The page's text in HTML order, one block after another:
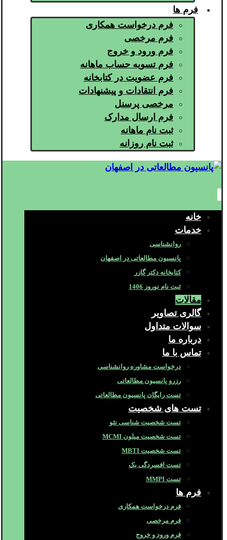
فرم ها
فرم درخواست همکاری
فرم مرخصی
فرم ورود و خروج
فرم تسویه حساب ماهانه
فرم عضویت در کتابخانه
فرم انتقادات و پیشنهادات
مرخصی پرسنل
فرم ارسال مدارک
ثبت نام ماهانه
ثبت نام روزانه
خانه
خدمات
روانشناسی
پانسیون مطالعاتی در اصفهان
کتابخانه دکتر گازر
ثبت نام نوروز 1406
مقالات
گالری تصاویر
سوالات متداول
درباره ما
تماس با ما
درخواست مشاوره روانشناسی
رزرو پانسیون مطالعاتی
تست رایگان پانسیون مطالعاتی
تست های شخصیت
تست شخصیت شناسی نئو
تست شخصیت میلون MCMI
تست شخصیت MBTI
تست افسردگی بک
تست MMPI
فرم ها
فرم درخواست همکاری
فرم مرخصی
فرم ورود و خروج